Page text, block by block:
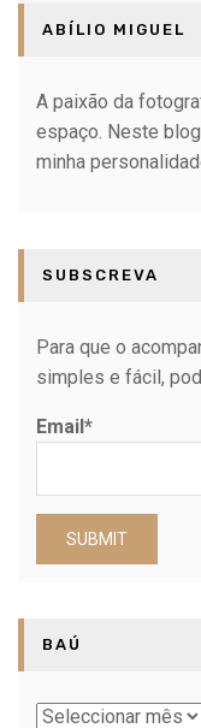
ABÍLIO MIGUEL
A paixão da
espaço. Neste
minha
SUBSCREVA
Para que o
simples e fácil,
Email*
BAÚ
Baú